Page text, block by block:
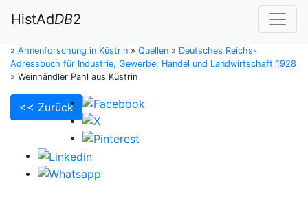
HistAdDB2
» Ahnenforschung in Küstrin » Quellen » Deutsches Reichs-
Adressbuch für Industrie, Gewerbe, Handel und Landwirtschaft 1928
» Weinhändler Pahl aus Küstrin
<< Zurück